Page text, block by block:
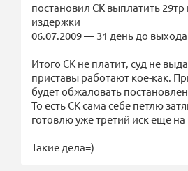
постановил СК выплатить 29тр
издержки
06.07.2009 — 31 день до выхода
Итого СК не платит, суд не
приставы работают кое-как.
будет обжаловать
То есть СК сама себе петлю
готовлю уже третий иск еще на
Такие дела=)